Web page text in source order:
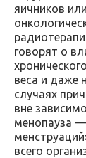
яичников
говорят о
веса и даже
случаях
вне
менопауза —
всего